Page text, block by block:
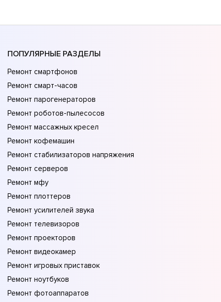
ПОПУЛЯРНЫЕ РАЗДЕЛЫ
Ремонт смартфонов
Ремонт смарт-часов
Ремонт парогенераторов
Ремонт роботов-пылесосов
Ремонт массажных кресел
Ремонт кофемашин
Ремонт стабилизаторов напряжения
Ремонт серверов
Ремонт мфу
Ремонт плоттеров
Ремонт усилителей звука
Ремонт телевизоров
Ремонт проекторов
Ремонт видеокамер
Ремонт игровых приставок
Ремонт ноутбуков
Ремонт фотоаппаратов